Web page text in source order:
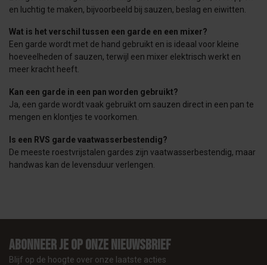
en luchtig te maken, bijvoorbeeld bij sauzen, beslag en eiwitten.
Wat is het verschil tussen een garde en een mixer?
Een garde wordt met de hand gebruikt en is ideaal voor kleine
hoeveelheden of sauzen, terwijl een mixer elektrisch werkt en
meer kracht heeft.
Kan een garde in een pan worden gebruikt?
Ja, een garde wordt vaak gebruikt om sauzen direct in een pan te
mengen en klontjes te voorkomen.
Is een RVS gardevaatwasserbestendig?
De meeste roestvrijstalen gardes zijn vaatwasserbestendig, maar
handwas kan de levensduur verlengen.
Abonneer je op onze nieuwsbrief
Blijf op de hoogte over onze laatste acties